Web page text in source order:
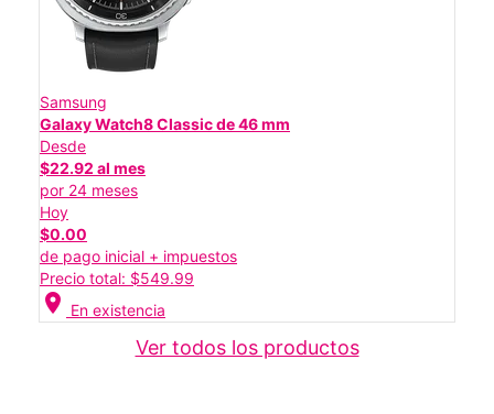
Samsung
Galaxy Watch8 Classic de 46 mm
Desde
$22.92 al mes
por 24 meses
Hoy
$0.00
de pago inicial + impuestos
Precio total: $549.99
location_on En existencia
Ver todos los productos